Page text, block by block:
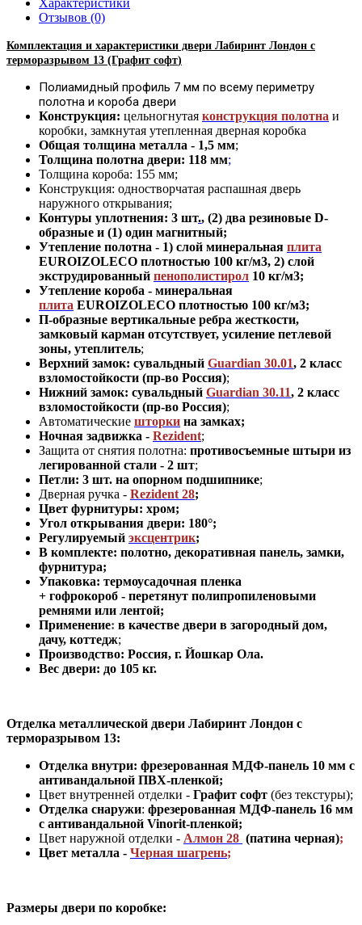
Характеристики
Отзывов (0)
Комплектация и характеристики двери Лабиринт Лондон с
терморазрывом 13 (Графит софт)
Полиамидный профиль 7 мм по всему периметру
полотна и короба двери
Конструкция: цельногнутая конструкция полотна и
коробки, замкнутая утепленная дверная коробка
Общая толщина металла - 1,5 мм;
Толщина полотна двери: 118 мм;
Толщина короба: 155 мм;
Конструкция: одностворчатая распашная дверь
наружного открывания;
Контуры уплотнения: 3 шт., (2) два резиновые D-
образные и (1) один магнитный;
Утепление полотна - 1) слой минеральная плита
EUROIZOLECO плотностью 100 кг/м3, 2) слой
экструдированный пенополистирол 10 кг/м3;
Утепление короба - минеральная
плита EUROIZOLECO плотностью 100 кг/м3;
П-образные вертикальные ребра жесткости,
замковый карман отсутствует, усиление петлевой
зоны, утеплитель;
Верхний замок: сувальдный Guardian 30.01, 2 класс
взломостойкости (пр-во Россия);
Нижний замок: сувальдный Guardian 30.11, 2 класс
взломостойкости (пр-во Россия);
Автоматические шторки на замках;
Ночная задвижка - Rezident;
Защита от снятия полотна: противосъемные штыри из
легированной стали - 2 шт;
Петли: 3 шт. на опорном подшипнике;
Дверная ручка - Rezident 28;
Цвет фурнитуры: хром;
Угол открывания двери: 180°;
Регулируемый эксцентрик;
В комплекте: полотно, декоративная панель, замки,
фурнитура;
Упаковка: термоусадочная пленка
+ гофрокороб - перетянут полипропиленовыми
ремнями или лентой;
Применение: в качестве двери в загородный дом,
дачу, коттедж;
Производство: Россия, г. Йошкар Ола.
Вес двери: до 105 кг.
Отделка металлической двери Лабиринт Лондон с
терморазрывом 13:
Отделка внутри: фрезерованная МДФ-панель 10 мм с
антивандальной ПВХ-пленкой;
Цвет внутренней отделки - Графит софт (без текстуры);
Отделка снаружи: фрезерованная МДФ-панель 16 мм
с антивандальной Vinorit-пленкой;
Цвет наружной отделки - Алмон 28 (патина черная);
Цвет металла - Черная шагрень;
Размеры двери по коробке: